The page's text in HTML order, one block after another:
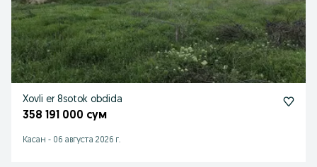
Xovli er 8sotok obdida
358 191 000 сум
Касан - 06 августа 2026 г.